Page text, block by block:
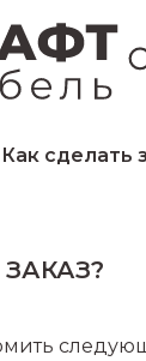
Как сделать